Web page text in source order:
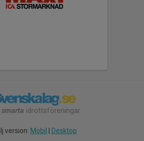
smarta idrottsföreningar
version: Mobil Desktop